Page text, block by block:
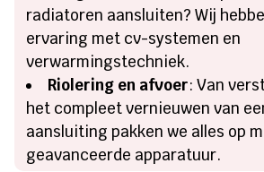
radiatoren aansluiten? Wij
ervaring met cv-systemen en
verwarmingstechniek.
Riolering en afvoer: Van
het compleet vernieuwen van
aansluiting pakken we alles op
geavanceerde apparatuur.